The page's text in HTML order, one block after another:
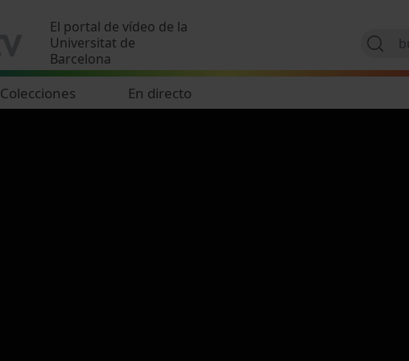
El portal de vídeo de la
Universitat de
Barcelona
Colecciones En directo